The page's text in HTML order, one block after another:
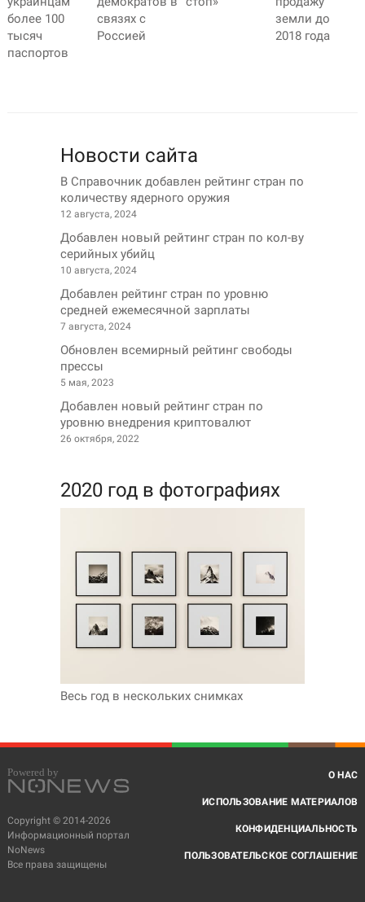
более 100
тысяч
паспортов
связях с
Россией
земли до
2018 года
Новости сайта
В Справочник добавлен рейтинг стран по
количеству ядерного оружия
12 августа, 2024
Добавлен новый рейтинг стран по кол-ву
серийных убийц
10 августа, 2024
Добавлен рейтинг стран по уровню
средней ежемесячной зарплаты
7 августа, 2024
Обновлен всемирный рейтинг свободы
прессы
5 мая, 2023
Добавлен новый рейтинг стран по
уровню внедрения криптовалют
26 октября, 2022
2020 год в фотографиях
Весь год в нескольких снимках
Copyright © 2014-2026
Информационный портал
NoNews
Все права защищены
О НАС
ИСПОЛЬЗОВАНИЕ МАТЕРИАЛОВ
КОНФИДЕНЦИАЛЬНОСТЬ
ПОЛЬЗОВАТЕЛЬСКОЕ СОГЛАШЕНИЕ